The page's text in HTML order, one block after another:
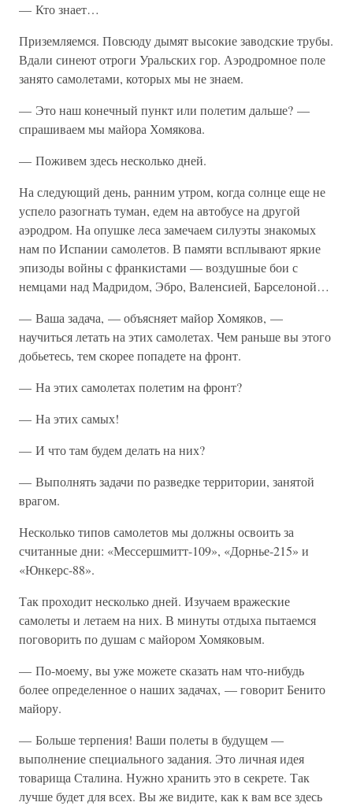
— Кто знает…
Приземляемся. Повсюду дымят высокие заводские трубы.
Вдали синеют отроги Уральских гор. Аэродромное поле
занято самолетами, которых мы не знаем.
— Это наш конечный пункт или полетим дальше? —
спрашиваем мы майора Хомякова.
— Поживем здесь несколько дней.
На следующий день, ранним утром, когда солнце еще не
успело разогнать туман, едем на автобусе на другой
аэродром. На опушке леса замечаем силуэты знакомых
нам по Испании самолетов. В памяти всплывают яркие
эпизоды войны с франкистами — воздушные бои с
немцами над Мадридом, Эбро, Валенсией, Барселоной…
— Ваша задача, — объясняет майор Хомяков, —
научиться летать на этих самолетах. Чем раньше вы этого
добьетесь, тем скорее попадете на фронт.
— На этих самолетах полетим на фронт?
— На этих самых!
— И что там будем делать на них?
— Выполнять задачи по разведке территории, занятой
врагом.
Несколько типов самолетов мы должны освоить за
считанные дни: «Мессершмитт-109», «Дорнье-215» и
«Юнкерс-88».
Так проходит несколько дней. Изучаем вражеские
самолеты и летаем на них. В минуты отдыха пытаемся
поговорить по душам с майором Хомяковым.
— По-моему, вы уже можете сказать нам что-нибудь
более определенное о наших задачах, — говорит Бенито
майору.
— Больше терпения! Ваши полеты в будущем —
выполнение специального задания. Это личная идея
товарища Сталина. Нужно хранить это в секрете. Так
лучше будет для всех. Вы же видите, как к вам все здесь